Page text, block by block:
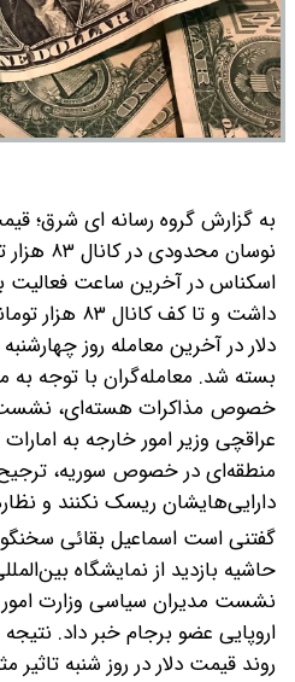
به گزارش گروه رسانه ای شرق؛
نوسان
اسکناس در آخرین ساعت فعالیت
داشت و تا کف
بسته شد. معامله‌گران با توجه
خصوص مذاکرات هسته‌ای، نشست
عراقچی وزیر امور خارجه به
منطقه‌ای در خصوص سوریه،
دارایی‌هایشان ریسک نکنند و
گفتنی است اسماعیل بقائی
حاشیه بازدید از نمایشگاه
نشست مدیران سیاسی وزارت
اروپایی عضو برجام خبر داد.
روند قیمت دلار در روز شنبه تاثیر